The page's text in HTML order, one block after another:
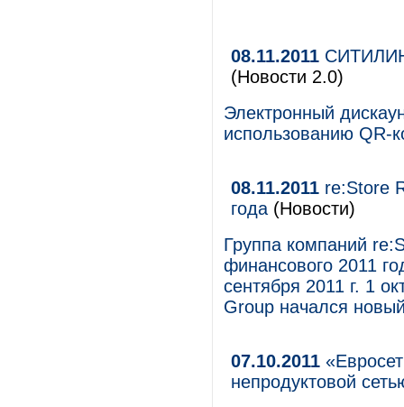
08.11.2011
(Новости 2.0)
Электронный
использованию QR-
08.11.2011 re:Store
года (Новости)
Группа компаний
финансового 2011
сентября 2011 г. 1
Group начался
07.10.2011
непродуктовой